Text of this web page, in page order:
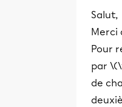
Salut,
Merci
Pour
par
de